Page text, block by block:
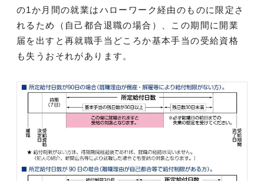
の1か月間の就業はハローワーク経由のものに限定さ
れるため（自己都合退職の場合）、この期間に開業
届を出すと再就職手当どころか基本手当の受給資格
も失うおそれがあります。